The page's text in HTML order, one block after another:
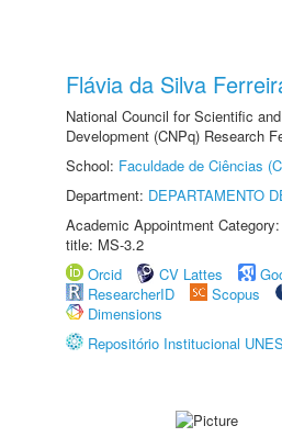
Flávia da Silva
National Council for Scientific
Development (CNPq) Research
School: Faculdade de Ciências
Department: DEPARTAMENTO
Academic Appointment
title: MS-3.2
Orcid
CV Lattes
ResearcherID
Scopus
Dimensions
Repositório Institucional